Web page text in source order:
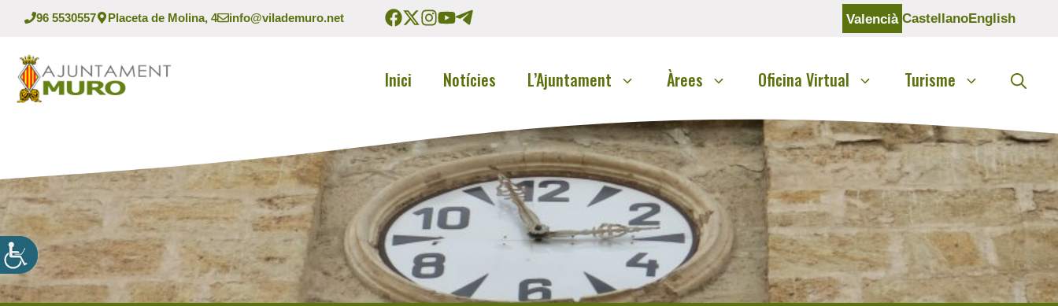
96 5530557 Placeta de Molina, 4 info@vilademuro.net Valencià CastellanoEnglish
Inici Notícies L’Ajuntament Àrees Oficina Virtual Turisme